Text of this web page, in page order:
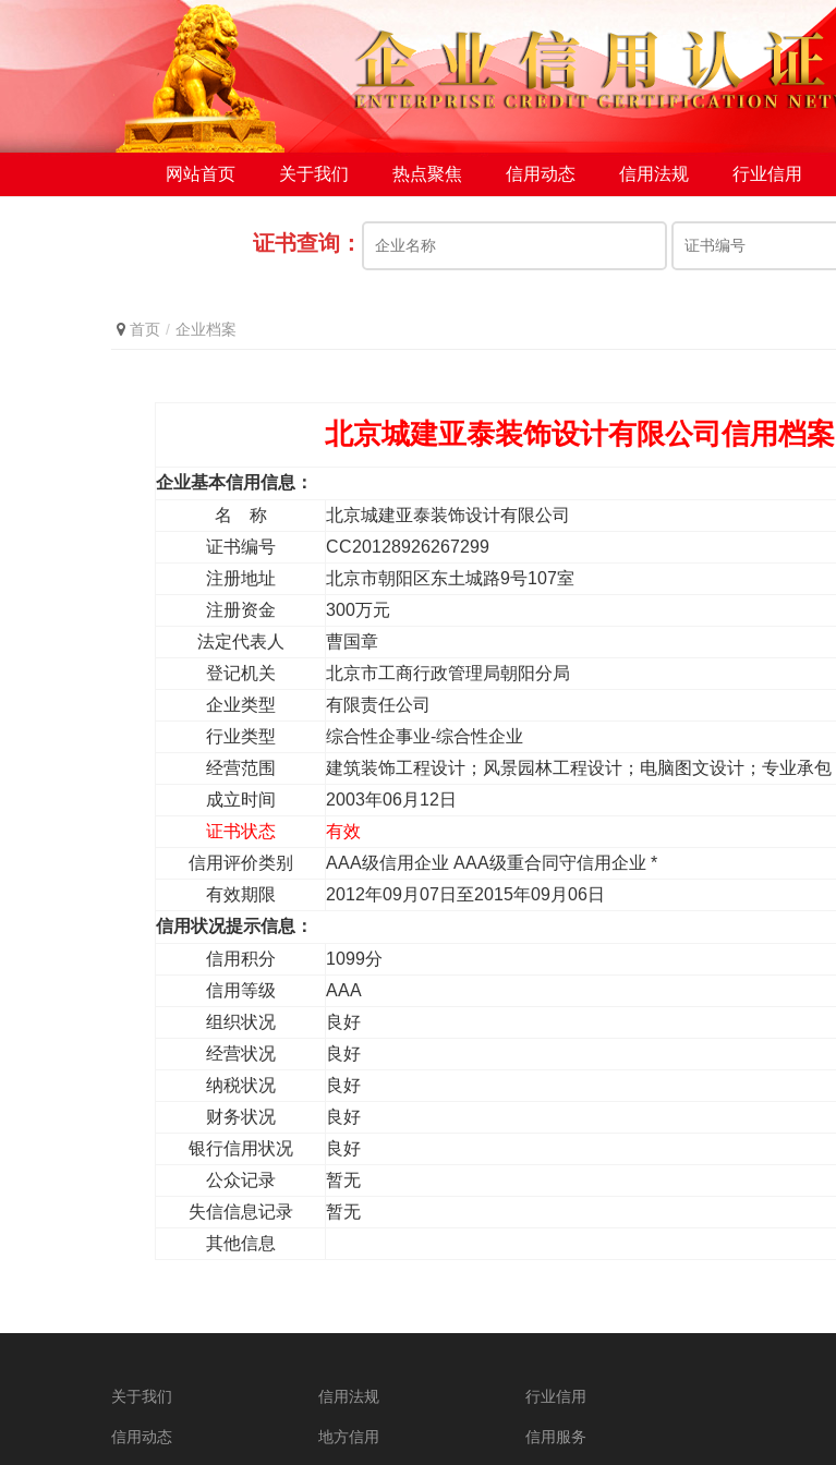
网站首页 关于我们 热点聚焦 信用动态 信用法规 行业信用
证书查询：
首页 企业档案
北京城建亚泰装饰设计有限公司信用档案
企业基本信用信息：
名 称
北京城建亚泰装饰设计有限公司
证书编号
CC20128926267299
注册地址
北京市朝阳区东土城路9号107室
注册资金
300万元
法定代表人
曹国章
登记机关
北京市工商行政管理局朝阳分局
企业类型
有限责任公司
行业类型
综合性企事业-综合性企业
经营范围
建筑装饰工程设计；风景园林工程设计；电脑图文设计；专业承包
成立时间
2003年06月12日
证书状态
有效
信用评价类别
AAA级信用企业 AAA级重合同守信用企业 *
有效期限
2012年09月07日至2015年09月06日
信用状况提示信息：
信用积分
1099分
信用等级
AAA
组织状况
良好
经营状况
良好
纳税状况
良好
财务状况
良好
银行信用状况
良好
公众记录
暂无
失信信息记录
暂无
其他信息
关于我们
信用动态
信用法规
地方信用
行业信用
信用服务